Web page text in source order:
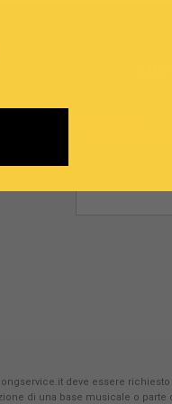
deve essere richiesto
di una base musicale o parte